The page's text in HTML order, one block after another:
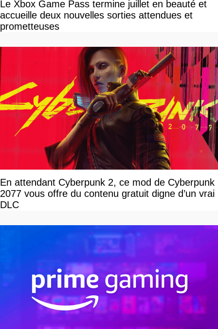
Le Xbox Game Pass termine juillet en beauté et
accueille deux nouvelles sorties attendues et
prometteuses
En attendant Cyberpunk 2, ce mod de Cyberpunk
2077 vous offre du contenu gratuit digne d’un vrai
DLC